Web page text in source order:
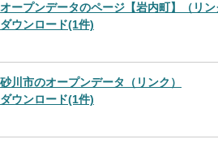
オープンデータのページ【岩内町】（リン
ダウンロード(1件)
砂川市のオープンデータ（リンク）
ダウンロード(1件)